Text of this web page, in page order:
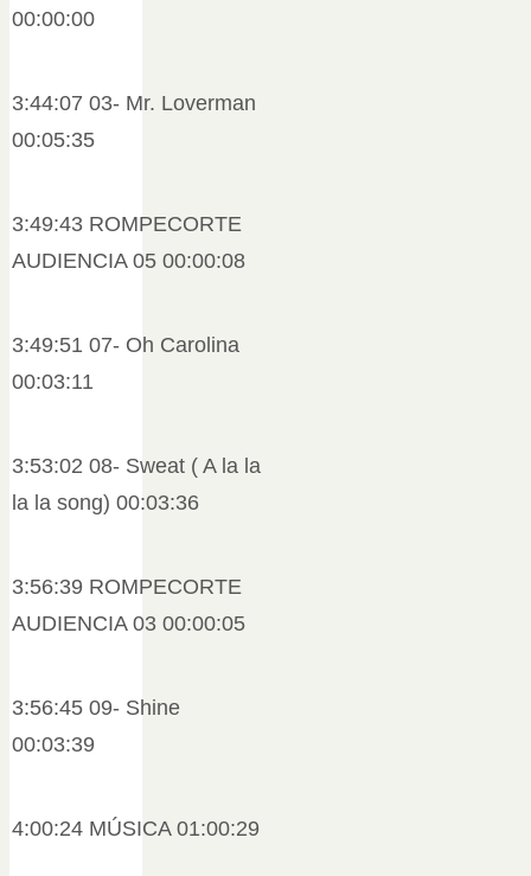
00:00:00
3:44:07 03- Mr. Loverman
00:05:35
3:49:43 ROMPECORTE
AUDIENCIA 05 00:00:08
3:49:51 07- Oh Carolina
00:03:11
3:53:02 08- Sweat ( A la la
la la song) 00:03:36
3:56:39 ROMPECORTE
AUDIENCIA 03 00:00:05
3:56:45 09- Shine
00:03:39
4:00:24 MÚSICA 01:00:29